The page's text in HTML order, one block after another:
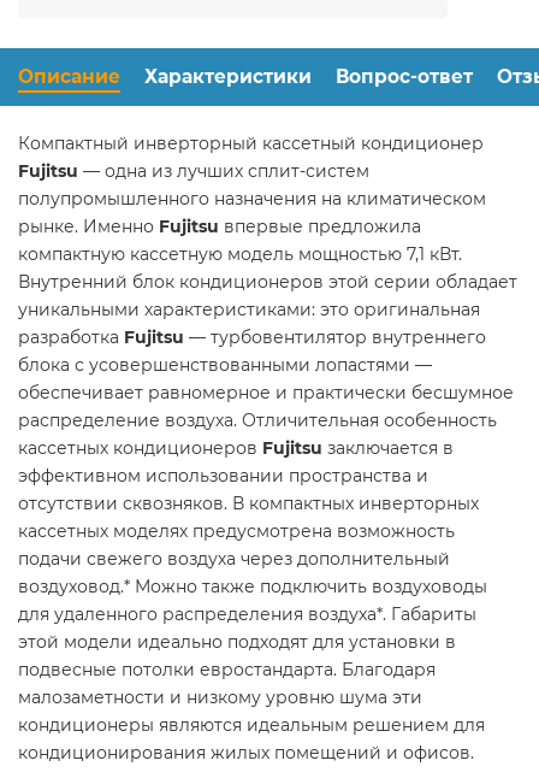
Описание Характеристики Вопрос-ответ
Компактный инверторный кассетный кондиционер
Fujitsu — одна из лучших сплит-систем
полупромышленного назначения на климатическом
рынке. Именно Fujitsu впервые предложила
компактную кассетную модель мощностью 7,1 кВт.
Внутренний блок кондиционеров этой серии обладает
уникальными характеристиками: это оригинальная
разработка Fujitsu — турбовентилятор внутреннего
блока с усовершенствованными лопастями —
обеспечивает равномерное и практически бесшумное
распределение воздуха. Отличительная особенность
кассетных кондиционеров Fujitsu заключается в
эффективном использовании пространства и
отсутствии сквозняков. В компактных инверторных
кассетных моделях предусмотрена возможность
подачи свежего воздуха через дополнительный
воздуховод.* Можно также подключить воздуховоды
для удаленного распределения воздуха*. Габариты
этой модели идеально подходят для установки в
подвесные потолки евростандарта. Благодаря
малозаметности и низкому уровню шума эти
кондиционеры являются идеальным решением для
кондиционирования жилых помещений и офисов.